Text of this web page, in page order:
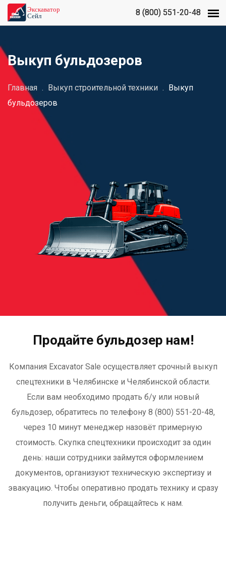
8 (800) 551-20-48
8 (800) 551-20-48
Выкуп бульдозеров
Главная . Выкуп строительной техники . Выкуп
бульдозеров
Продайте бульдозер нам!
Компания Excavator Sale осуществляет срочный выкуп
спецтехники в Челябинске и Челябинской области.
Если вам необходимо продать б/у или новый
бульдозер, обратитесь по телефону 8 (800) 551-20-48,
через 10 минут менеджер назовёт примерную
стоимость. Скупка спецтехники происходит за один
день: наши сотрудники займутся оформлением
документов, организуют техническую экспертизу и
эвакуацию. Чтобы оперативно продать технику и сразу
получить деньги, обращайтесь к нам.